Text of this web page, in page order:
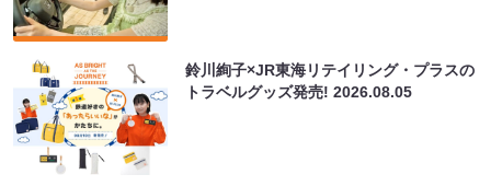
鈴川絢子×JR東海リテイリング・プラスの
トラベルグッズ発売!2026.08.05